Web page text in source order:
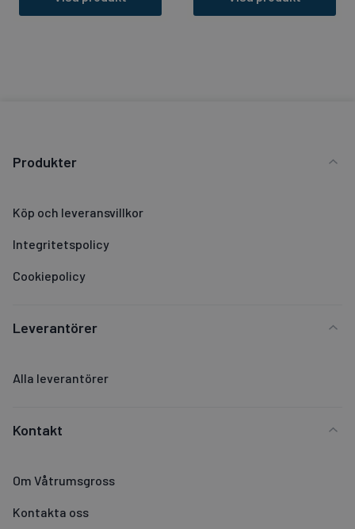
Produkter
Köp och leveransvillkor
Integritetspolicy
Cookiepolicy
Leverantörer
Alla leverantörer
Kontakt
Om Våtrumsgross
Kontakta oss